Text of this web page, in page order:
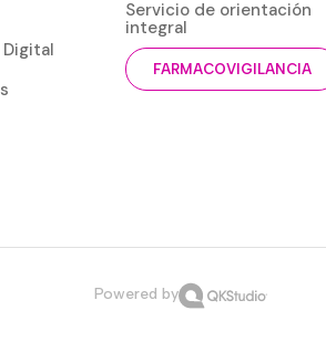
Servicio de orientación
integral
FARMACOVIGILANCIA
Powered by